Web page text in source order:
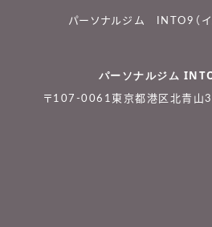
パーソナルジム INTO9（イ
パーソナルジム
〒107-0061東京都港区北青山